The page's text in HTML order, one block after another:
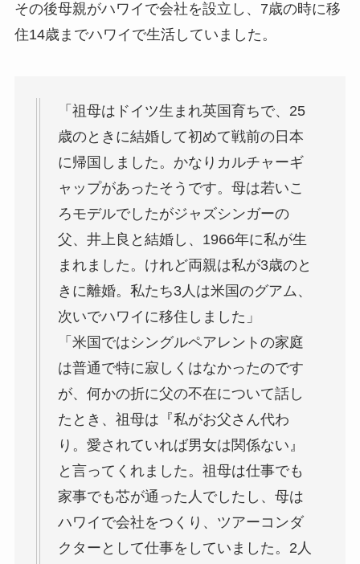
その後母親がハワイで会社を設立し、7歳の時に移
住14歳までハワイで生活していました。
「祖母はドイツ生まれ英国育ちで、25
歳のときに結婚して初めて戦前の日本
に帰国しました。かなりカルチャーギ
ャップがあったそうです。母は若いこ
ろモデルでしたがジャズシンガーの
父、井上良と結婚し、1966年に私が生
まれました。けれど両親は私が3歳のと
きに離婚。私たち3人は米国のグアム、
次いでハワイに移住しました」
「米国ではシングルペアレントの家庭
は普通で特に寂しくはなかったのです
が、何かの折に父の不在について話し
たとき、祖母は『私がお父さん代わ
り。愛されていれば男女は関係ない』
と言ってくれました。祖母は仕事でも
家事でも芯が通った人でしたし、母は
ハワイで会社をつくり、ツアーコンダ
クターとして仕事をしていました。2人